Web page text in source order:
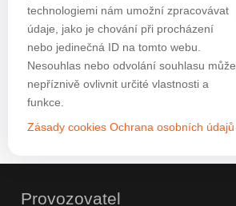
technologiemi nám umožní zpracovávat
údaje, jako je chování při procházení
nebo jedinečná ID na tomto webu.
Nesouhlas nebo odvolání souhlasu může
nepříznivě ovlivnit určité vlastnosti a
funkce.
Zásady cookies Ochrana osobních údajů
Provozovatel